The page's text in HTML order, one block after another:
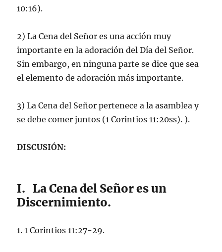
10:16).
2) La Cena del Señor es una acción muy
importante en la adoración del Día del Señor.
Sin embargo, en ninguna parte se dice que sea
el elemento de adoración más importante.
3) La Cena del Señor pertenece a la asamblea y
se debe comer juntos (1 Corintios 11:20ss). ).
DISCUSIÓN:
I. La Cena del Señor es un
Discernimiento.
1. 1 Corintios 11:27-29.